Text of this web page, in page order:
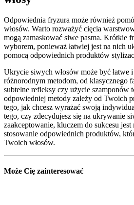
Odpowiednia fryzura może również
włosów. Warto rozważyć cięcia
mogą zamaskować siwe pasma. Krótkie
wyborem, ponieważ łatwiej jest na nich
pomocą odpowiednich produktów
Ukrycie siwych włosów może być łatwe
różnorodnym metodom, od klasycznego
subtelne refleksy czy użycie szamponów
odpowiedniej metody zależy od Twoich
tego, jak chcesz wyrażać swoją
tego, czy zdecydujesz się na ukrywanie
zaakceptowanie, kluczem do sukcesu jest
stosowanie odpowiednich produktów,
Twoich włosów.
Może Cię zainteresować